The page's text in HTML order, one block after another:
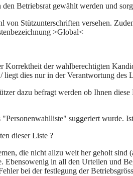
Betriebsrat gewählt werden und
Stützunterschriften versehen.
>Global<
Korrektheit der wahlberechtigten
liegt dies nur in der Verantwortung des
dazu befragt werden ob Ihnen
"Personenwahlliste" suggeriert wurde.
dieser Liste ?
die nicht allzu weit her geholt
Ebensowenig in all den Urteilen und
bei der festlegung der